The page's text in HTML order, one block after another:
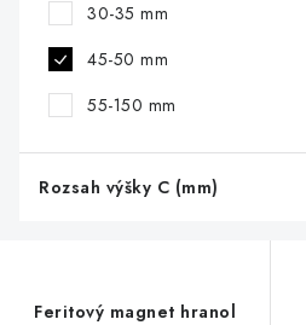
30-35 mm
45-50 mm
55-150 mm
Rozsah výšky C (mm)
Feritový magnet hranol